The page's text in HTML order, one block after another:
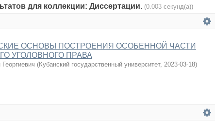
для коллекции: Диссертации. (0.003 секунд(а))
ОСНОВЫ ПОСТРОЕНИЯ ОСОБЕННОЙ ЧАСТИ
УГОЛОВНОГО ПРАВА
(Кубанский государственный университет, 2023-03-18)